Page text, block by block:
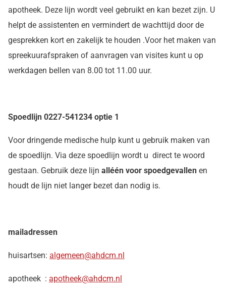
apotheek. Deze lijn wordt veel gebruikt en kan bezet zijn. U
helpt de assistenten en vermindert de wachttijd door de
gesprekken kort en zakelijk te houden .Voor het maken van
spreekuurafspraken of aanvragen van visites kunt u op
werkdagen bellen van 8.00 tot 11.00 uur.
Spoedlijn 0227-541234 optie 1
Voor dringende medische hulp kunt u gebruik maken van
de spoedlijn. Via deze spoedlijn wordt u direct te woord
gestaan. Gebruik deze lijn alléén voor spoedgevallen en
houdt de lijn niet langer bezet dan nodig is.
mailadressen
huisartsen: algemeen@ahdcm.nl
apotheek : apotheek@ahdcm.nl